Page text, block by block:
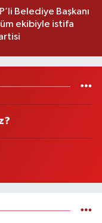
Belediye Başkanı
ekibiyle istifa